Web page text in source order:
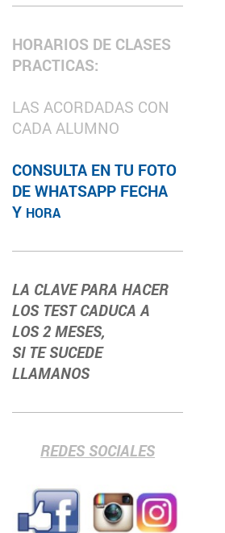
HORARIOS DE CLASES
PRACTICAS:
LAS ACORDADAS CON
CADA ALUMNO
CONSULTA EN TU FOTO
DE WHATSAPP FECHA
Y HORA
LA CLAVE PARA HACER
LOS TEST CADUCA A
LOS 2 MESES,
SI TE SUCEDE
LLAMANOS
REDES SOCIALES